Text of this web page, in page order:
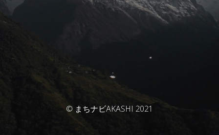
© まちナビAKASHI 2021